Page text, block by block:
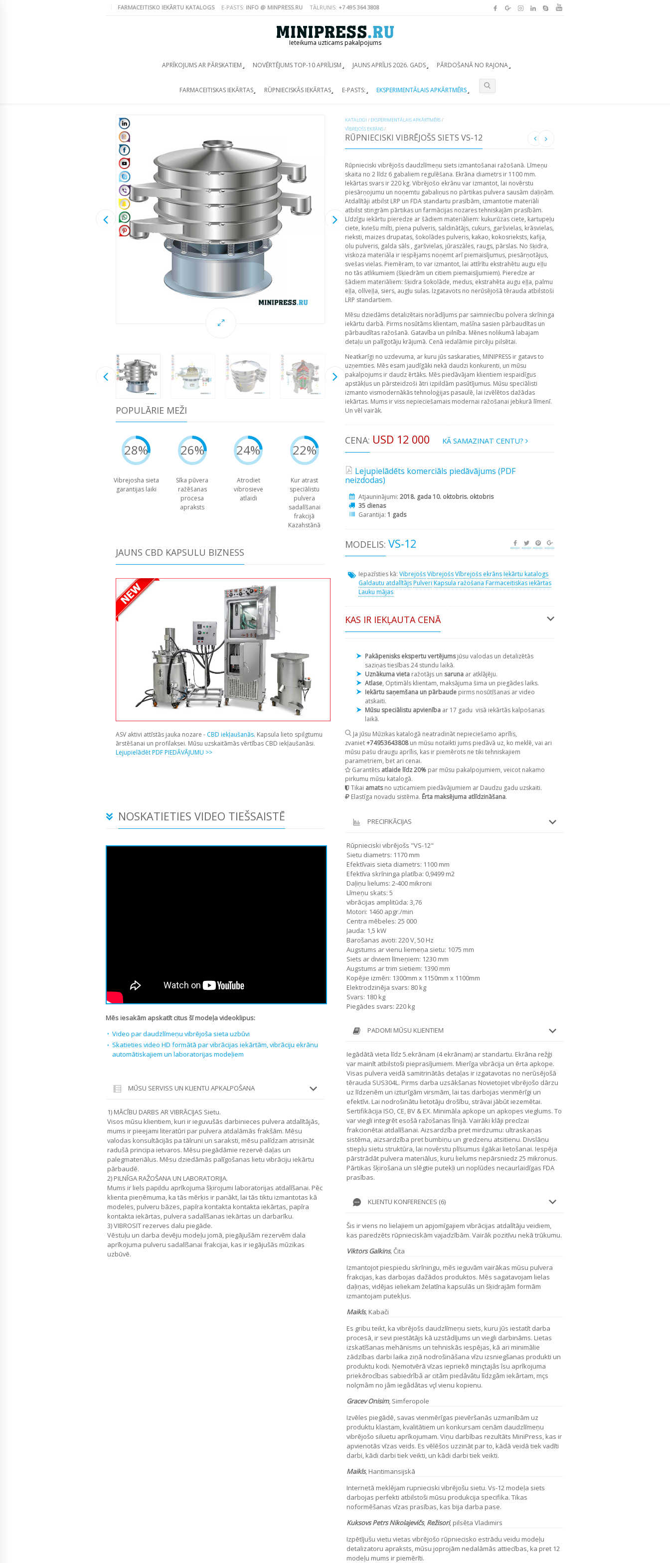
FARMACEITISKO IEKĀRTU KATALOGS E-PASTS: INFO @ MINPRESS.RU TĀLRUNIS: +7 495 364 3808
Ieteikuma uzticams pakalpojums
APRĪKOJUMS AR PĀRSKATIEM NOVĒRTĒJUMS TOP-10 APRĪLISM JAUNS APRĪLIS 2026. GADS PĀRDOŠANĀ NO RAJONA
FARMACEITISKAS IEKĀRTAS RŪPNIECISKĀS IEKĀRTAS E-PASTS: EKSPERIMENTĀLAIS APKĀRTMĒRS
POPULĀRIE MEŽI
28%
Vibrejosha sieta
garantijas laiki
26%
Sīka pūvera
ražēšanas
procesa
apraksts
24%
Atrodiet
vibrosieve
atlaidi
22%
Kur atrast
speciālistu
pulvera
sadalīšanai
frakcijā
Kazahstānā
JAUNS CBD KAPSULU BIZNESS
ASV aktivi attīstās jauka nozare - CBD iekļaušanās. Kapsula lieto spilgtumu
ārstēšanai un profilaksei. Mūsu uzskaitāmās vērtības CBD iekļaušanāsi.
Lejupielādēt PDF PIEDĀVĀJUMU >>
KATALOGI / EKSPERIMENTĀLAIS APKĀRTMĒRS/
VĪBREJOŠS EKRĀNS/
RŪPNIECISKI VIBRĒJOŠS SIETS VS-12
Rūpnieciski vibrējošs daudzlīmeņu siets izmantošanai ražošanā. Līmeņu
skaita no 2 līdz 6 gabaliem regulēšana. Ekrāna diametrs ir 1100 mm.
Iekārtas svars ir 220 kg. Vibrējošo ekrānu var izmantot, lai novērstu
piesārņojumu un noņemtu gabaliņus no pārtikas pulvera sausām daļiņām.
Atdalītāji atbilst LRP un FDA standartu prasībām, izmantotie materiāli
atbilst stingrām pārtikas un farmācijas nozares tehniskajām prasībām.
Līdzīgu iekārtu pieredze ar šādiem materiāliem: kukurūzas ciete, kartupeļu
ciete, kviešu milti, piena pulveris, saldinātājs, cukurs, garšvielas, krāsvielas,
rieksti, maizes drupatas, šokolādes pulveris, kakao, kokosrieksts, kafija,
olu pulveris, galda sāls , garšvielas, jūraszāles, raugs, pārslas. No šķidra,
viskoza materiāla ir iespējams noņemt arī piemaisījumus, piesārņotājus,
svešas vielas. Piemēram, to var izmantot, lai attīrītu ekstrahētu augu eļļu
no tās atlikumiem (šķiedrām un citiem piemaisījumiem). Pieredze ar
šādiem materiāliem: šķidra šokolāde, medus, ekstrahēta augu eļļa, palmu
eļļa, olīveļļa, siers, augļu sulas. Izgatavots no nerūsējošā tērauda atbilstoši
LRP standartiem.
Mēsu dziedāms detalizētais norādījums par saimniecību polvera skrīninga
iekārtu darbā. Pirms nosūtāms klientam, mašīna sasien pārbaudītas un
pārbaudītas ražošanā. Gatavība un pilnība. Mēnes nolikumā labajam
detaļu un palīgotāju krājumā. Cenā iedalāmie pircēju pilsētai.
Neatkarīgi no uzdevuma, ar kuru jūs saskaraties, MINIPRESS ir gatavs to
uzņemties. Mēs esam jaudīgāki nekā daudzi konkurenti, un mūsu
pakalpojums ir daudz ērtāks. Mēs piedāvājam klientiem iespaidīgus
apstākļus un pārsteidzoši ātri izpildām pasūtījumus. Mūsu speciālisti
izmanto vismodernākās tehnoloģijas pasaulē, lai izvēlētos dažādas
iekārtas. Mums ir viss nepieciešamais modernai ražošanai jebkurā līmenī.
Un vēl vairāk.
CENA: USD 12 000 KĀ SAMAZINAT CENTU?
Lejupielādēts komerciāls piedāvājums (PDF
neizdodas)
Atjauninājumi: 2018. gada 10. oktobris. oktobris
35 dienas
Garantija: 1 gads
MODELIS: VS-12
Iepazīsties kā: VibrejošsVibrejošsVībrejošs ekrānsIekārtu katalogs
Galdautu atdalītājsPulveri Kapsula ražošana Farmaceitiskas iekārtas
Lauku mājas
KAS IR IEKĻAUTA CENĀ
Pakāpenisks ekspertu vertējumsjūsu valodas un detalizētās
saziņas tiesības 24 stundu laikā.
Uznākuma vieta ražotājs un saruna ar atklājēju.
Atlase, Optimāls klientam, maksājuma šima un piegādes laiks.
Iekārtu saņemšana un pārbaude pirms nosūtīšanas ar video
atskaiti.
Mūsu speciālistu apvienība ar 17 gadu visā iekārtās kalpošanas
laikā.
Ja jūsu Mūzikas katalogā neatradināt nepieciešamo aprīlis,
zvaniet+74953643808un mūsu notaikti jums piedāvā uz, ko meklē, vai ari
mūsu pašu draugu aprīlis, kas ir piemērots ne tiki tehniskajiem
parametriem, bet ari cenai.
Garantēts atlaide līdz 20% par mūsu pakalpojumiem, veicot nakamo
pirkumu mūsu katalogā.
Tikai amatsno uzticamiem piedāvājumiem ar Daudzu gadu uzskaiti.
Elastīga novadu sistēma. Ērta maksējuma atlīdzināšana.
NOSKATIETIES VIDEO TIEŠSAISTĒ
Mēs iesakām apskatīt citus šī modeļa videoklipus:
Video par daudzlīmeņu vibrējoša sieta uzbūvi
Skatieties video HD formātā par vibrācijas iekārtām, vibrāciju ekrānu
automātiskajiem un laboratorijas modeļiem
MŪSU SERVISS UN KLIENTU APKALPOŠANA
1) MĀCĪBU DARBS AR VIBRĀCIJAS Sietu.
Visos mūsu klientiem, kuri ir ieguvušās darbinieces pulvera atdalītājās,
mums ir pieejami literatūri par pulvera atdalāmās frakšām. Mēsu
valodas konsultācijās pa tālruni un saraksti, mēsu palīdzam atrisināt
radušā principa ietvaros. Mēsu piegādāmie rezervē daļas un
palegmateriālus. Mēsu dziedāmās palīgošanas lietu vibrāciju iekārtu
pārbaudē.
2) PILNĪGA RAŽOŠANA UN LABORATORIJA.
Mums ir liels papildu aprīkojuma šķirojumi laboratorijas atdalīšanai. Pēc
klienta pieņēmuma, ka tās mērķis ir panākt, lai tās tiktu izmantotas kā
modeles, pulveru bāzes, papīra kontakta kontakta iekārtas, papīra
kontakta iekārtas, pulvera sadalīšanas iekārtas un darbarīku.
3) VIBROSIT rezerves dalu piegāde.
Vēstuļu un darba devēju modeļu jomā, piegājušām rezervēm dala
aprīkojuma pulveru sadalīšanai frakcijai, kas ir iegājušās mūzikas
uzbūvē.
PRECIFIKĀCIJAS
Rūpnieciski vibrējošs "VS-12"
Sietu diametrs: 1170 mm
Efektīvais sieta diametrs: 1100 mm
Efektīva skrīninga platība: 0,9499 m2
Daļiņu lielums: 2-400 mikroni
Līmeņu skats: 5
vibrācijas amplitūda: 3,76
Motori: 1460 apgr./min
Centra mēbeles: 25 000
Jauda: 1,5 kW
Barošanas avoti: 220 V, 50 Hz
Augstums ar vienu liemeņa sietu: 1075 mm
Siets ar diviem līmeņiem: 1230 mm
Augstums ar trim sietiem: 1390 mm
Kopējie izmēri: 1300mm x 1150mm x 1100mm
Elektrodzinēja svars: 80 kg
Svars: 180 kg
Piegādes svars: 220 kg
PADOMI MŪSU KLIENTIEM
Iegādātā vieta līdz 5.ekrānam (4 ekrānam) ar standartu. Ekrāna režģi
var mainīt atbilstoši pieprasījumiem. Mierīga vibrācija un ērta apkope.
Visas pulvera veidā samitrinātās detaļas ir izgatavotas no nerūsējošā
tērauda SUS304L. Pirms darba uzsākšanas Novietojiet vibrējošo dārzu
uz līdzenēm un izturīgām virsmām, lai tas darbojas vienmērīgi un
efektīvi. Lai nodrošinātu lietotāju drošību, strāvai jābūt iezemētai.
Sertifikācija ISO, CE, BV & EX. Minimāla apkope un apkopes vieglums. To
var viegli integrēt esošā ražošanas līnijā. Vairāki klāji precīzai
frakcionētai atdalīšanai. Aizsardzība pret mirdzumu: ultraskaņas
sistēma, aizsardzība pret bumbiņu un gredzenu atsitienu. Divslāņu
stiepļu sietu struktūra, lai novērstu plīsumus ilgākai lietošanai. Iespēja
pārstrādāt pulvera materiālus, kuru lielums nepārsniedz 25 mikronus.
Pārtikas šķirošana un slēgtie putekļi un noplūdes necaurlaidīgas FDA
prasības.
KLIENTU KONFERENCES (6)
Šis ir viens no lielajiem un apjomīgajiem vibrācijas atdalītāju veidiem,
kas paredzēts rūpnieciskām vajadzībām. Vairāk pozitīvu nekā trūkumu.
Viktors Galkins,Čita
Izmantojot piespiedu skrīningu, mēs ieguvām vairākas mūsu pulvera
frakcijas, kas darbojas dažādos produktos. Mēs sagatavojam lielas
daļiņas, vidējas ieliekam želatīna kapsulās un šķidrajām formām
izmantojam putekļus.
Maikls, Kabači
Es gribu teikt, ka vibrējošs daudzlīmeņu siets, kuru jūs iestatīt darba
procesā, ir sevi piestātājs kā uzstādījums un viegli darbināms. Lietas
izskatīšanas mehānisms un tehniskās iespējas, kā ari minimālie
zādzības darbi laika ziņā nodrošināšana vīzu izsniegšanas produkti un
produktu kodi. Ņemotvērā vīzas iepriekð minçtajâs îsu aprîkojuma
priekðrocîbas sabiedrîbâ ar citâm piedâvâtu lîdzgâm iekârtam, mçs
nolçmâm no jâm iegâdâtas vçl vienu kopienu.
GracevOnisim, Simferopole
Izvēles piegādē, savas vienmērīgas pievēršanās uzmanībām uz
produktu klastam, kvalitātiem un konkursam cenām daudzlīmeņu
vibrējošo siluetu aprīkojumam. Viņu darbības rezultāts MiniPress, kas ir
apvienotās vīzas veids. Es vēlēšos uzzināt par to, kādā veidā tiek vadīti
darbi, kādi darbi tiek veikti, un kādi darbi tiek veikti.
Maikls, Hantimansijskā
Internetā meklējam rupnieciski vibrējošu sietu. Vs-12 modeļa siets
darbojas perfekti atbilstoši mūsu produkcija specifika. Tikas
noformēšanas vīzas prasības, kas bija darba pase.
Kuksovs Petrs Nikolajevičs, Režisori, pilsēta Vladimirs
Izpētījušu vietu vietas vibrējošo rūpniecisko estrādu veidu modeļu
detalizatoru apraksts, mūsu joprojām nedalāmās attiecības, ka pret 12
modeļu mums ir piemērīti.